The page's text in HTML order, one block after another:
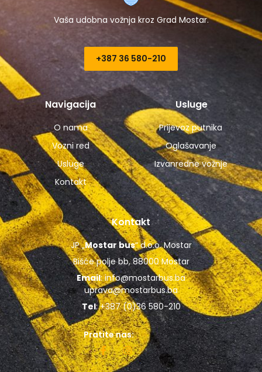
Vaša udobna vožnja kroz Grad Mostar.
+387 36 580-210​
Navigacija
O nama
Vozni red
Usluge
Kontakt
Usluge
Prijevoz putnika
Oglašavanje
Izvanredne vožnje
Kontakt
JP „Mostar bus“ d.o.o. Mostar
Bišće polje bb, 88000 Mostar
Email:info@mostarbus.ba
uprava@mostarbus.ba
Tel: +387 (0)36 580-210
Pratite nas: